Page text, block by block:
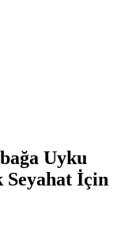
Uyku
Seyahat İçin